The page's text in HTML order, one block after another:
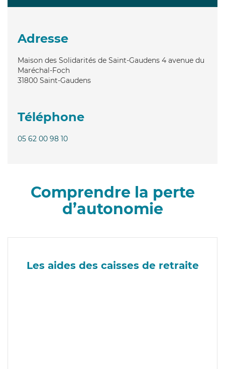
Adresse
Maison des Solidarités de Saint-Gaudens 4 avenue du
Maréchal-Foch
31800 Saint-Gaudens
Téléphone
05 62 00 98 10
Comprendre la perte
d’autonomie
Les aides des caisses de retraite